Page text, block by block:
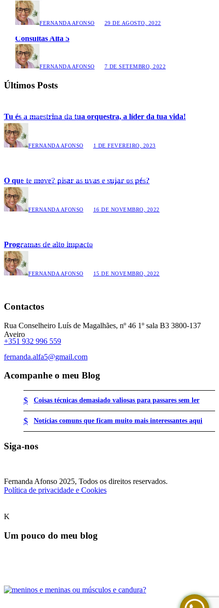
FERNANDA AFONSO 29 DE AGOSTO, 2022
Consultas Alfa 5
FERNANDA AFONSO 7 DE SETEMBRO, 2022
Últimos Posts
Eu, a família e os patudos
Tu és a maestrina da tua orquestra, a líder da tua vida!
FERNANDA AFONSO 1 DE FEVEREIRO, 2023
Notícias comuns que ficam muito mais interessantes aqui
O que te move? pisar as uvas e sujar os pés?
FERNANDA AFONSO 16 DE NOVEMBRO, 2022
Coisas técnicas demasiado valiosas para passares sem ler
Programas de alto impacto
FERNANDA AFONSO 15 DE NOVEMBRO, 2022
Contactos
Rua Conselheiro Luís de Magalhães, nº 46 1º sala B3 3800-137
Aveiro
+351 932 996 559
fernanda.alfa5@gmail.com
Acompanhe o meu Blog
Coisas técnicas demasiado valiosas para passares sem ler
Notícias comuns que ficam muito mais interessantes aqui
Siga-nos
Fernanda Afonso 2025, Todos os direitos reservados.
Política de privacidade e Cookies
Um pouco do meu blog